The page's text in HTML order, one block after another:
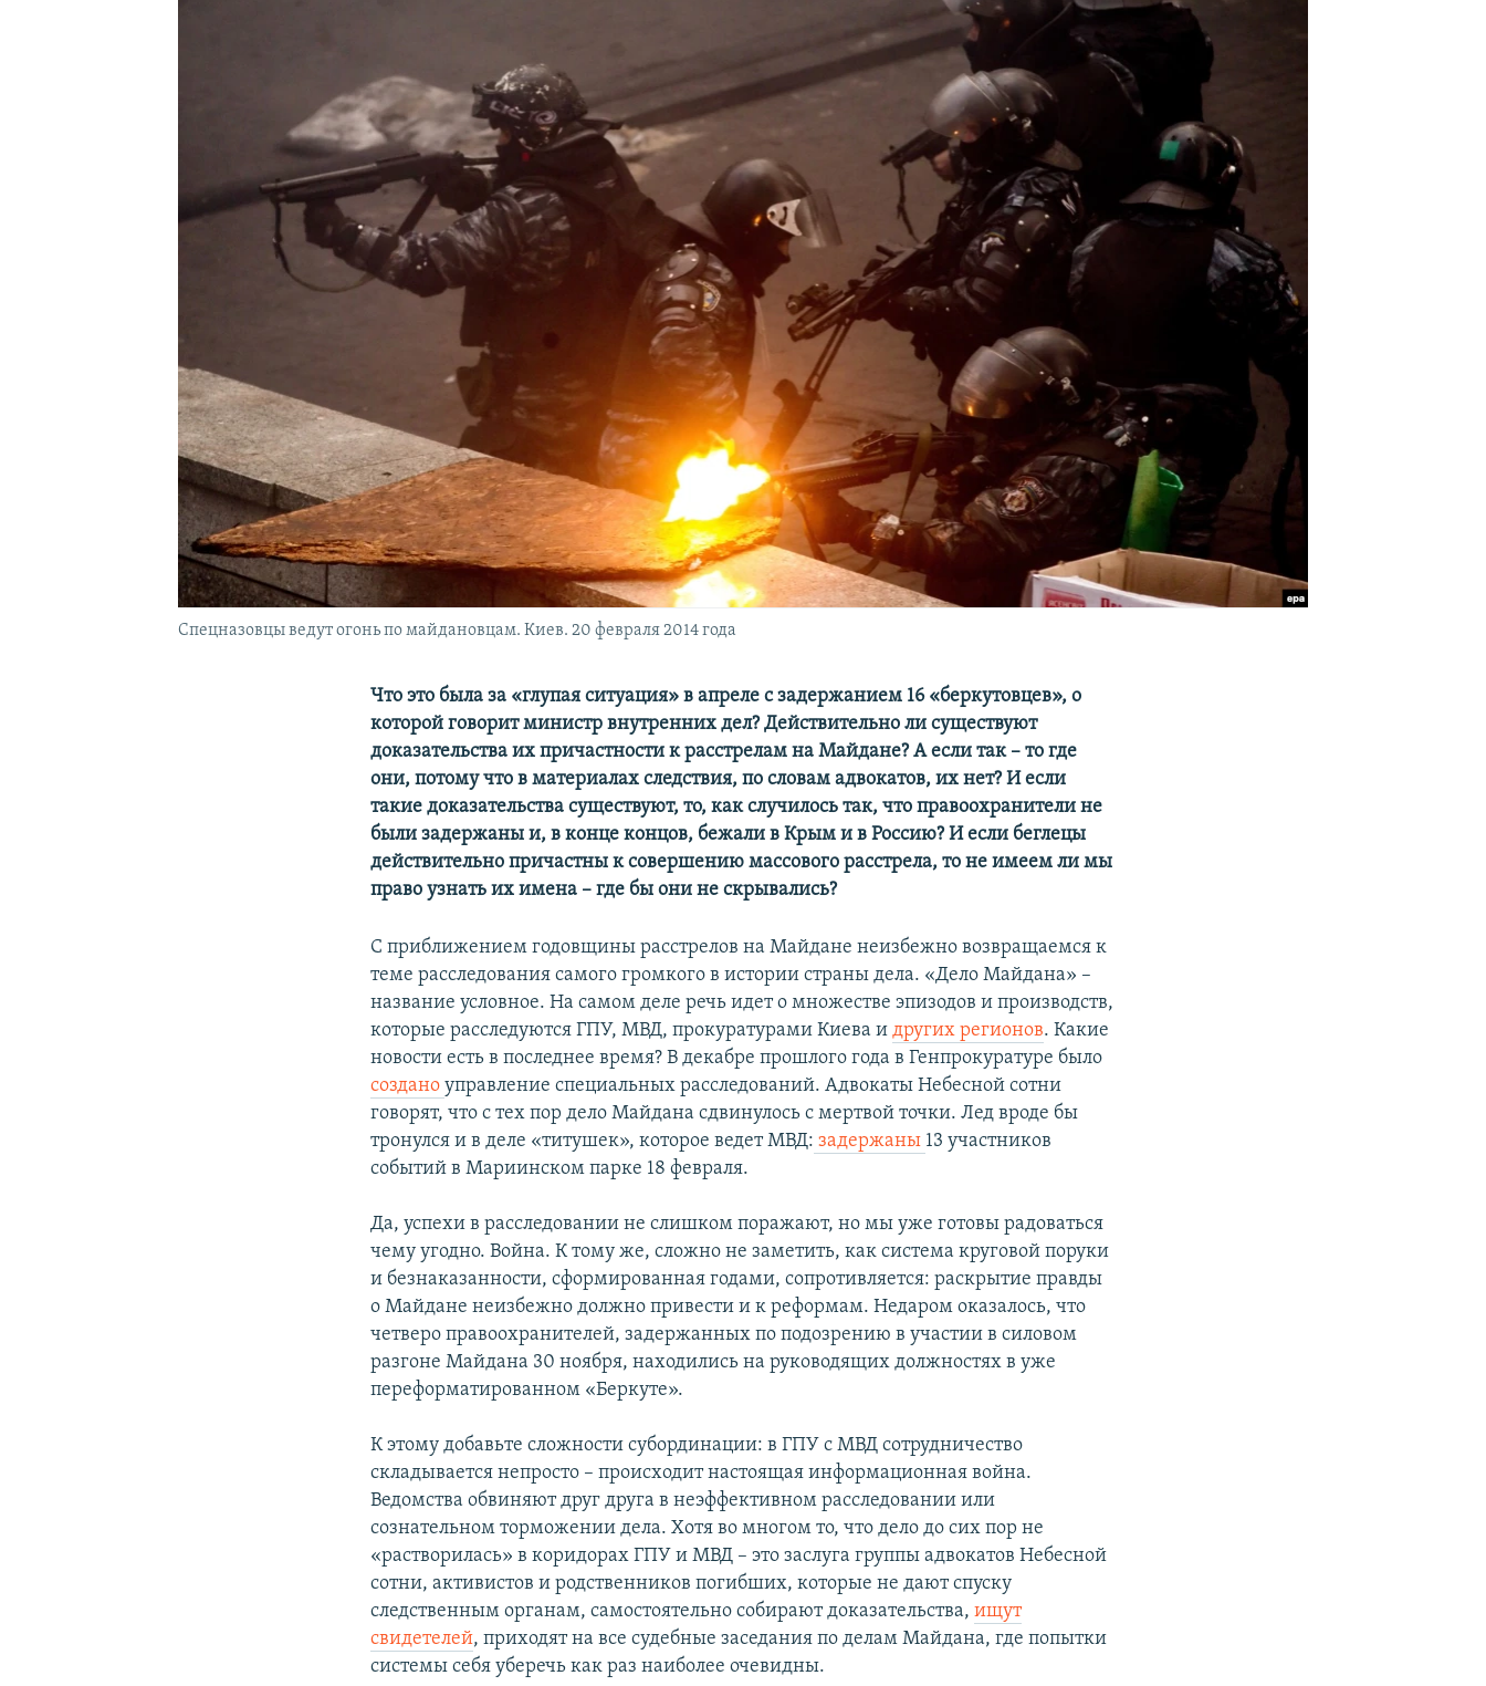
Спецназовцы ведут огонь по майдановцам. Киев. 20 февраля 2014 года
Что это была за «глупая ситуация» в апреле с задержанием 16 «беркутовцев», о
которой говорит министр внутренних дел? Действительно ли существуют
доказательства их причастности к расстрелам на Майдане? А если так – то где
они, потому что в материалах следствия, по словам адвокатов, их нет? И если
такие доказательства существуют, то, как случилось так, что правоохранители не
были задержаны и, в конце концов, бежали в Крым и в Россию? И если беглецы
действительно причастны к совершению массового расстрела, то не имеем ли мы
право узнать их имена – где бы они не скрывались?
С приближением годовщины расстрелов на Майдане неизбежно возвращаемся к
теме расследования самого громкого в истории страны дела. «Дело Майдана» –
название условное. На самом деле речь идет о множестве эпизодов и производств,
которые расследуются ГПУ, МВД, прокуратурами Киева идругих регионов. Какие
новости есть в последнее время? В декабре прошлого года в Генпрокуратуре было
созданоуправление специальных расследований. Адвокаты Небесной сотни
говорят, что с тех пор дело Майдана сдвинулось с мертвой точки. Лед вроде бы
тронулся и в деле «титушек», которое ведет МВД: задержаны 13 участников
событий в Мариинском парке 18 февраля.
Да, успехи в расследовании не слишком поражают, но мы уже готовы радоваться
чему угодно. Война. К тому же, сложно не заметить, как система круговой поруки
и безнаказанности, сформированная годами, сопротивляется: раскрытие правды
о Майдане неизбежно должно привести и к реформам. Недаром оказалось, что
четверо правоохранителей, задержанных по подозрению в участии в силовом
разгоне Майдана 30 ноября, находились на руководящих должностях в уже
переформатированном «Беркуте».
К этому добавьте сложности субординации: в ГПУ с МВД сотрудничество
складывается непросто – происходит настоящая информационная война.
Ведомства обвиняют друг друга в неэффективном расследовании или
сознательном торможении дела. Хотя во многом то, что дело до сих пор не
«растворилась» в коридорах ГПУ и МВД – это заслуга группы адвокатов Небесной
сотни, активистов и родственников погибших, которые не дают спуску
следственным органам, самостоятельно собирают доказательства,ищут
свидетелей, приходят на все судебные заседания по делам Майдана, где попытки
системы себя уберечь как раз наиболее очевидны.